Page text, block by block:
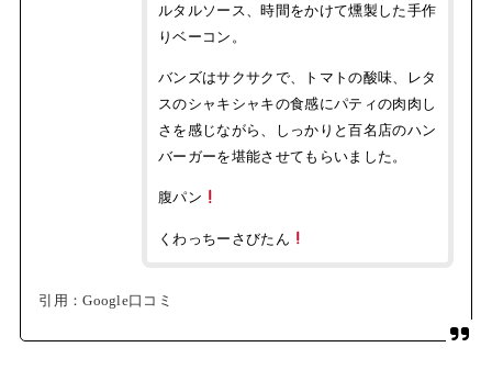
ルタルソース、時間をかけて燻製した手作
りベーコン。
バンズはサクサクで、トマトの酸味、レタ
スのシャキシャキの食感にパティの肉肉し
さを感じながら、しっかりと百名店のハン
バーガーを堪能させてもらいました。
腹パン
くわっちーさびたん
引用：Google口コミ